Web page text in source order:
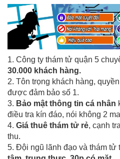
1. Công ty thám tử quận 5
30.000 khách hàng.
2. Tôn trọng khách hàng,
được đảm bảo số 1.
3. Bảo mật thông tin cá nhân
điều tra kín đáo, nói không 2
4. Giá thuê thám tử rẻ, cạnh
thu.
5. Đội ngũ lãnh đạo và thám tử